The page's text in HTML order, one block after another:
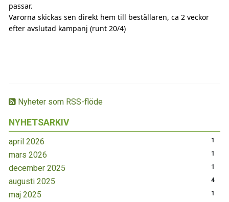
Nyheter som RSS-flöde
NYHETSARKIV
april 2026 1
mars 2026 1
december 2025 1
augusti 2025 4
maj 2025 1
passar.
Varorna skickas sen direkt hem till beställaren, ca 2 veckor
efter avslutad kampanj (runt 20/4)